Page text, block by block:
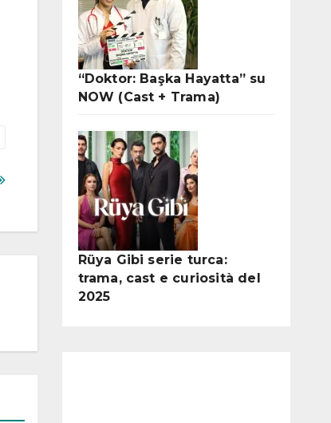
“Doktor: Başka Hayatta” su
NOW (Cast + Trama)
Rüya Gibi serie turca:
trama, cast e curiosità del
2025